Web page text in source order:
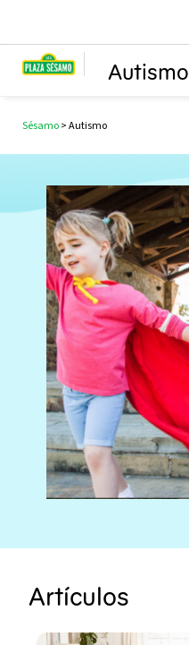
Autismo
Sésamo>Autismo
Artículos